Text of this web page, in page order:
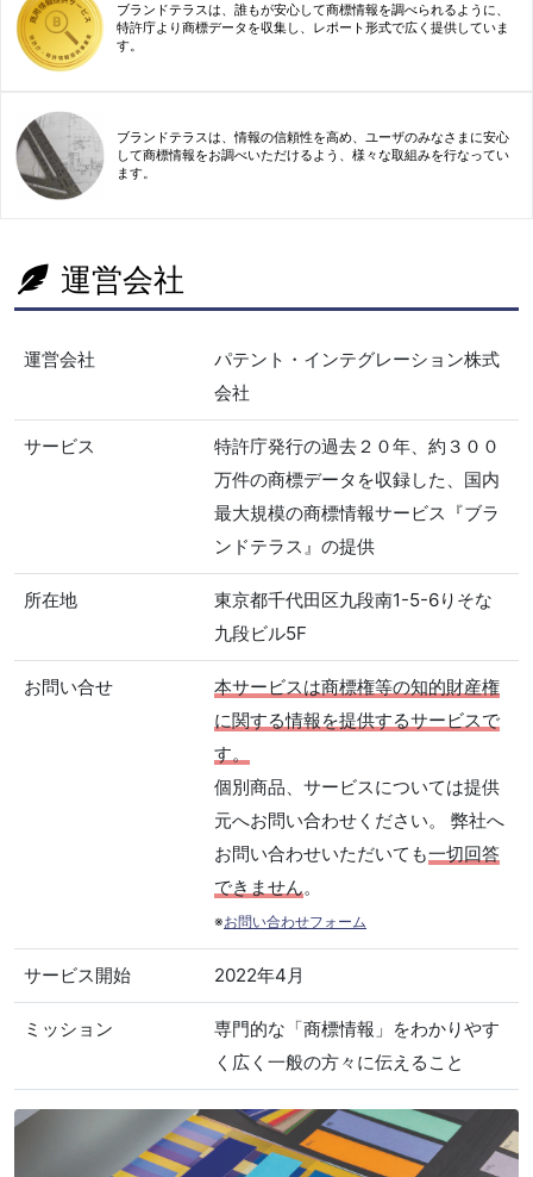
ブランドテラスは、誰もが安心して商標情報を調べられるように、
特許庁より商標データを収集し、レポート形式で広く提供していま
す。
ブランドテラスは、情報の信頼性を高め、ユーザのみなさまに安心
して商標情報をお調べいただけるよう、様々な取組みを行なってい
ます。
運営会社
運営会社
パテント・インテグレーション株式
会社
サービス
特許庁発行の過去２０年、約３００
万件の商標データを収録した、国内
最大規模の商標情報サービス『ブラ
ンドテラス』の提供
所在地
東京都千代田区九段南1-5-6りそな
九段ビル5F
お問い合せ
本サービスは商標権等の知的財産権
に関する情報を提供するサービスで
す。
個別商品、サービスについては提供
元へお問い合わせください。 弊社へ
お問い合わせいただいても一切回答
できません。
※お問い合わせフォーム
サービス開始 2022年4月
ミッション
専門的な「商標情報」をわかりやす
く広く一般の方々に伝えること